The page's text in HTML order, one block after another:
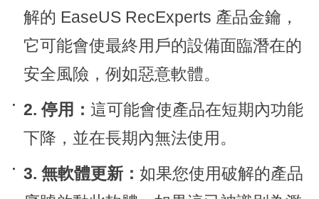
解的 EaseUS RecExperts 產品金鑰，
它可能會使最終用戶的設備面臨潛在的
安全風險，例如惡意軟體。
2. 停用： 這可能會使產品在短期內功能
下降，並在長期內無法使用。
3. 無軟體更新： 如果您使用破解的產品